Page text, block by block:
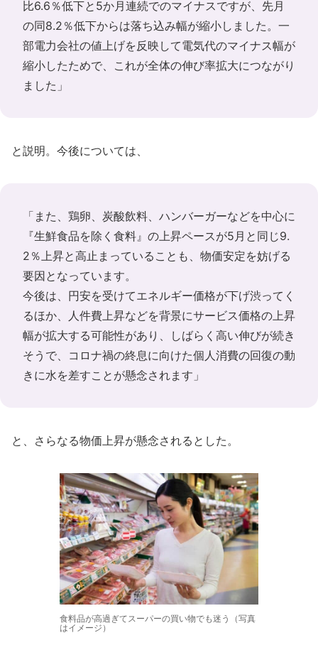
比6.6％低下と5か月連続でのマイナスですが、先月
の同8.2％低下からは落ち込み幅が縮小しました。一
部電力会社の値上げを反映して電気代のマイナス幅が
縮小したためで、これが全体の伸び率拡大につながり
ました」
と説明。今後については、
「また、鶏卵、炭酸飲料、ハンバーガーなどを中心に
『生鮮食品を除く食料』の上昇ペースが5月と同じ9.
2％上昇と高止まっていることも、物価安定を妨げる
要因となっています。
今後は、円安を受けてエネルギー価格が下げ渋ってく
るほか、人件費上昇などを背景にサービス価格の上昇
幅が拡大する可能性があり、しばらく高い伸びが続き
そうで、コロナ禍の終息に向けた個人消費の回復の動
きに水を差すことが懸念されます」
と、さらなる物価上昇が懸念されるとした。
食料品が高過ぎてスーパーの買い物でも迷う（写真
はイメージ）